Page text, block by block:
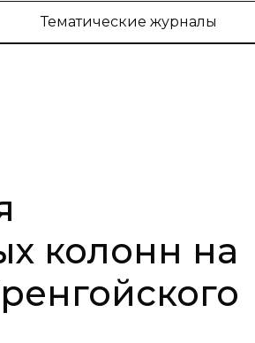
Тематические журналы
колонн на